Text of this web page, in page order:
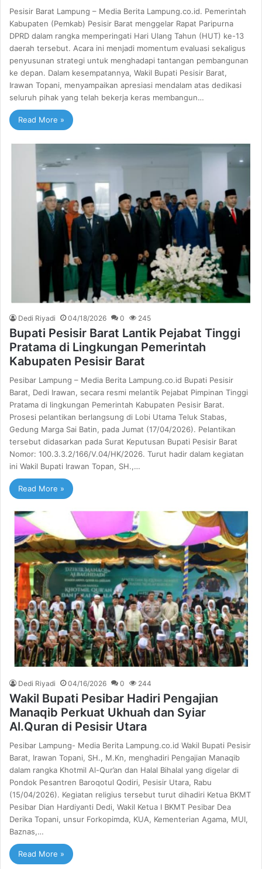
Pesisir Barat Lampung – Media Berita Lampung.co.id. Pemerintah
Kabupaten (Pemkab) Pesisir Barat menggelar Rapat Paripurna
DPRD dalam rangka memperingati Hari Ulang Tahun (HUT) ke-13
daerah tersebut. Acara ini menjadi momentum evaluasi sekaligus
penyusunan strategi untuk menghadapi tantangan pembangunan
ke depan. Dalam kesempatannya, Wakil Bupati Pesisir Barat,
Irawan Topani, menyampaikan apresiasi mendalam atas dedikasi
seluruh pihak yang telah bekerja keras membangun…
Read More »
Dedi Riyadi 04/18/2026 0 245
Bupati Pesisir Barat Lantik Pejabat Tinggi
Pratama di Lingkungan Pemerintah
Kabupaten Pesisir Barat
Pesibar Lampung – Media Berita Lampung.co.id Bupati Pesisir
Barat, Dedi Irawan, secara resmi melantik Pejabat Pimpinan Tinggi
Pratama di lingkungan Pemerintah Kabupaten Pesisir Barat.
Prosesi pelantikan berlangsung di Lobi Utama Teluk Stabas,
Gedung Marga Sai Batin, pada Jumat (17/04/2026). Pelantikan
tersebut didasarkan pada Surat Keputusan Bupati Pesisir Barat
Nomor: 100.3.3.2/166/V.04/HK/2026. Turut hadir dalam kegiatan
ini Wakil Bupati Irawan Topan, SH.,…
Read More »
Dedi Riyadi 04/16/2026 0 244
Wakil Bupati Pesibar Hadiri Pengajian
Manaqib Perkuat Ukhuah dan Syiar
Al.Quran di Pesisir Utara
Pesibar Lampung- Media Berita Lampung.co.id Wakil Bupati Pesisir
Barat, Irawan Topani, SH., M.Kn, menghadiri Pengajian Manaqib
dalam rangka Khotmil Al-Qur’an dan Halal Bihalal yang digelar di
Pondok Pesantren Baroqotul Qodiri, Pesisir Utara, Rabu
(15/04/2026). Kegiatan religius tersebut turut dihadiri Ketua BKMT
Pesibar Dian Hardiyanti Dedi, Wakil Ketua I BKMT Pesibar Dea
Derika Topani, unsur Forkopimda, KUA, Kementerian Agama, MUI,
Baznas,…
Read More »